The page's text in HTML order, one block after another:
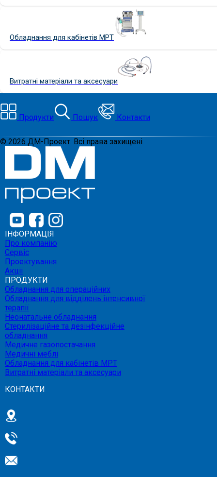
Обладнання для кабінетів МРТ
Витратні матеріали та аксесуари
Продукти Пошук Контакти
© 2026 ДМ-Проект. Всі права захищені
ІНФОРМАЦІЯ
Про компанію
Сервіс
Проектування
Акції
ПРОДУКТИ
Обладнання для операційних
Обладнання для відділень інтенсивної
терапії
Неонатальне обладнання
Стерилізаційне та дезінфекційне
обладнання
Медичне газопостачання
Медичні меблі
Обладнання для кабінетів МРТ
Витратні матеріали та аксесуари
КОНТАКТИ